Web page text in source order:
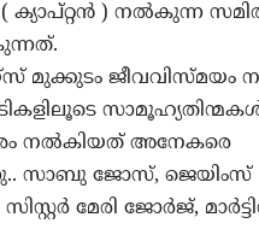
ക്യാപ്റ്റൻ ) നൽകുന്ന
മുക്കുടം ജീവവിസ്മയം
നൽകിയത് അനേകരെ
സാബു ജോസ്, ജെയിംസ്
മേരി ജോർജ്,